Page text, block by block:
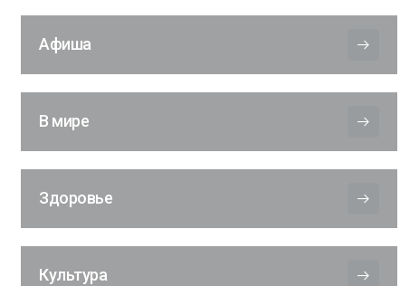
Афиша
В мире
Здоровье
Культура